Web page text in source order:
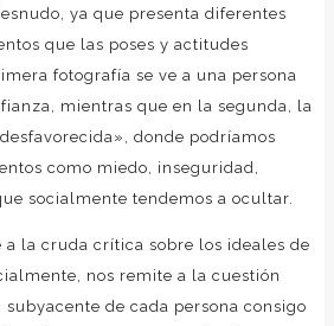
ya que presenta diferentes
que las poses y actitudes
fotografía se ve a una persona
mientras que en la segunda, la
donde podríamos
como miedo, inseguridad,
socialmente tendemos a ocultar.
a la cruda crítica sobre los ideales de
nos remite a la cuestión
de cada persona consigo